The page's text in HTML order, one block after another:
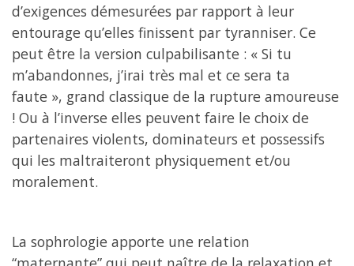
d’exigences démesurées par rapport à leur
entourage qu’elles finissent par tyranniser. Ce
peut être la version culpabilisante : « Si tu
m’abandonnes, j’irai très mal et ce sera ta
faute », grand classique de la rupture amoureuse
! Ou à l’inverse elles peuvent faire le choix de
partenaires violents, dominateurs et possessifs
qui les maltraiteront physiquement et/ou
moralement.
La sophrologie apporte une relation